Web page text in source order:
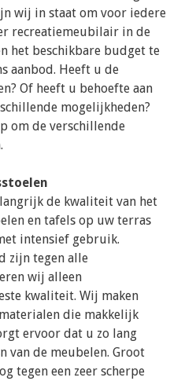
wij in staat om voor iedere
recreatiemeubilair in de
het beschikbare budget te
aanbod. Heeft u de
Of heeft u behoefte aan
mogelijkheden?
om de verschillende
de kwaliteit van het
en tafels op uw terras
intensief gebruik.
zijn tegen alle
wij alleen
kwaliteit. Wij maken
die makkelijk
ervoor dat u zo lang
van de meubelen. Groot
tegen een zeer scherpe